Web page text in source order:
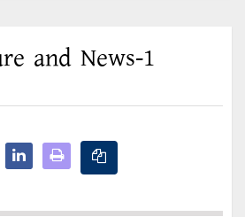
and News-1